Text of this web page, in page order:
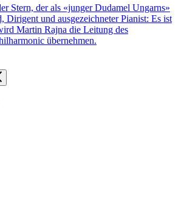
Stern, der als «junger Dudamel Ungarns»
Dirigent und ausgezeichneter Pianist: Es ist
Martin Rajna die Leitung des
übernehmen.